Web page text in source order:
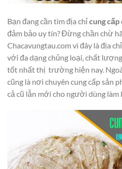
Bạn đang cần tìm địa chỉcung cấp
đảm bảo uy tín? Đừng chần chừ
Chacavungtau.com vì đây là địa
với đa dạng chủng loại, chất
tốt nhất thị trường hiện nay.
cũng là nơi chuyên cung cấp sản
cả cũ lẫn mới cho người dùng làm